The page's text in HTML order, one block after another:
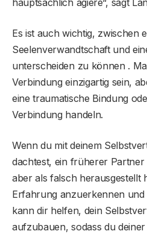
hauptsächlich agiere“, sagt
Es ist auch wichtig, zwischen
Seelenverwandtschaft und
unterscheiden zu können .
Verbindung einzigartig sein,
eine traumatische Bindung
Verbindung handeln.
Wenn du mit deinem
dachtest, ein früherer Partner
aber als falsch herausgestellt
Erfahrung anzuerkennen
kann dir helfen, dein
aufzubauen, sodass du